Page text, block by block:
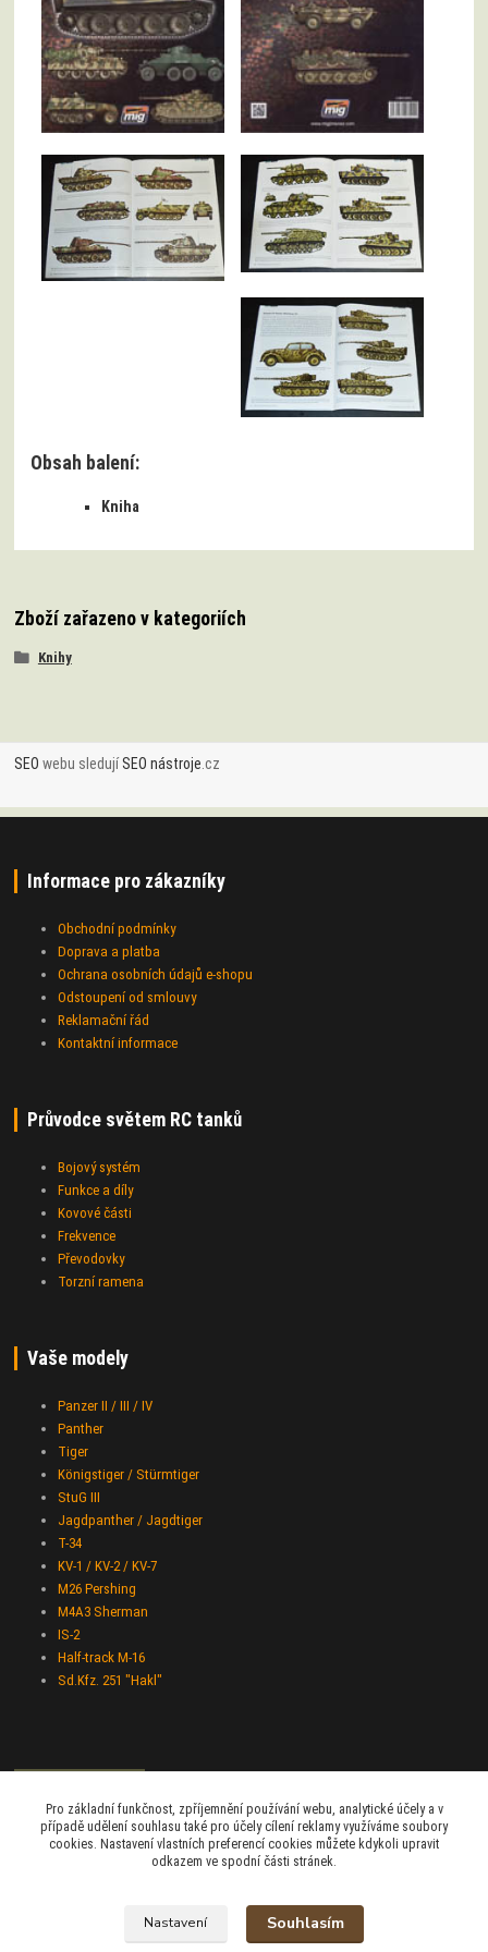
Obsah balení:
Kniha
Zboží zařazeno v kategoriích
Knihy
SEO webu sledujíSEO nástroje .cz
Informace pro zákazníky
Obchodní podmínky
Doprava a platba
Ochrana osobních údajů e-shopu
Odstoupení od smlouvy
Reklamační řád
Kontaktní informace
Průvodce světem RC tanků
Bojový systém
Funkce a díly
Kovové části
Frekvence
Převodovky
Torzní ramena
Vaše modely
Panzer II / III / IV
Panther
Tiger
Königstiger / Stürmtiger
StuG III
Jagdpanther / Jagdtiger
T-34
KV-1 / KV-2 / KV-7
M26 Pershing
M4A3 Sherman
IS-2
Half-track M-16
Sd.Kfz. 251 "Hakl"
+420 775 427 778
Pro základní funkčnost, zpříjemnění používání webu, analytické účely a v
případě udělení souhlasu také pro účely cílení reklamy využíváme soubory
cookies. Nastavení vlastních preferencí cookies můžete kdykoli upravit
odkazem ve spodní části stránek.
Nastavení Souhlasím